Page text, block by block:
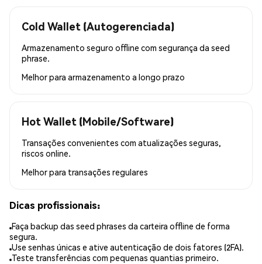
Cold Wallet (Autogerenciada)
Armazenamento seguro offline com segurança da seed
phrase.
Melhor para armazenamento a longo prazo
Hot Wallet (Mobile/Software)
Transações convenientes com atualizações seguras,
riscos online.
Melhor para transações regulares
Dicas profissionais:
Faça backup das seed phrases da carteira offline de forma
segura.
Use senhas únicas e ative autenticação de dois fatores (2FA).
Teste transferências com pequenas quantias primeiro.